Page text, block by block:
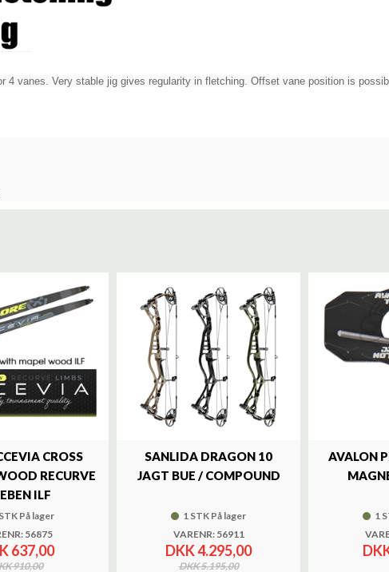
4 vanes. Very stable jig gives regularity in fletching. Offset vane position is
CROSS
RECURVE
ILF
På lager
56875
637,00
910,00
SANLIDA DRAGON 10
JAGT BUE / COMPOUND
1 STK På lager
VARENR: 56911
DKK 4.295,00
DKK 5.195,00
AVALON
1